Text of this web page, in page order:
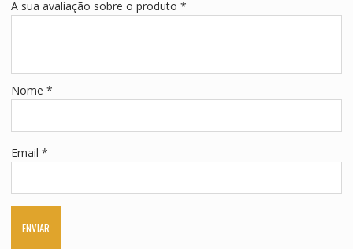
A sua avaliação sobre o produto *
Nome *
Email *